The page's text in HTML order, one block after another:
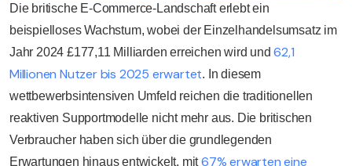
Die britische E-Commerce-Landschaft erlebt ein
beispielloses Wachstum, wobei der Einzelhandelsumsatz im
Jahr 2024 £177,11 Milliarden erreichen wird und 62,1
Millionen Nutzer bis 2025 erwartet. In diesem
wettbewerbsintensiven Umfeld reichen die traditionellen
reaktiven Supportmodelle nicht mehr aus. Die britischen
Verbraucher haben sich über die grundlegenden
Erwartungen hinaus entwickelt, mit67% erwarten eine